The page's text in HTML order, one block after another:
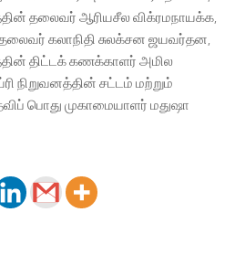
தலைவர் ஆரியசீல விக்ரமநாயக்க,
கலாநிதி சுலக்சன ஜயவர்தன,
திட்டக் கணக்காளர் அமில
நிறுவனத்தின் சட்டம் மற்றும்
பொது முகாமையாளர் மதுஷா